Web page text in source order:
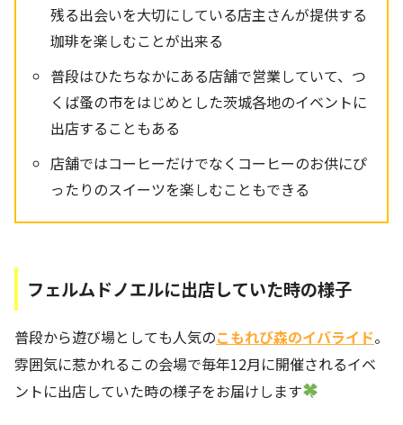
残る出会いを大切にしている店主さんが提供する
珈琲を楽しむことが出来る
普段はひたちなかにある店舗で営業していて、つ
くば蚤の市をはじめとした茨城各地のイベントに
出店することもある
店舗ではコーヒーだけでなくコーヒーのお供にぴ
ったりのスイーツを楽しむこともできる
フェルムドノエルに出店していた時の様子
普段から遊び場としても人気のこもれび森のイバライド。
雰囲気に惹かれるこの会場で毎年12月に開催されるイベ
ントに出店していた時の様子をお届けします